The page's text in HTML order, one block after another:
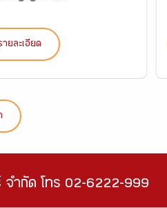
ายละเอียด
จำกัด โทร 02-6222-999